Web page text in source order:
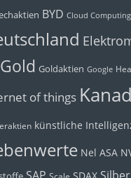
BYD Cloud Computing
Gold Goldaktien Google
of things
künstliche
Nel ASA